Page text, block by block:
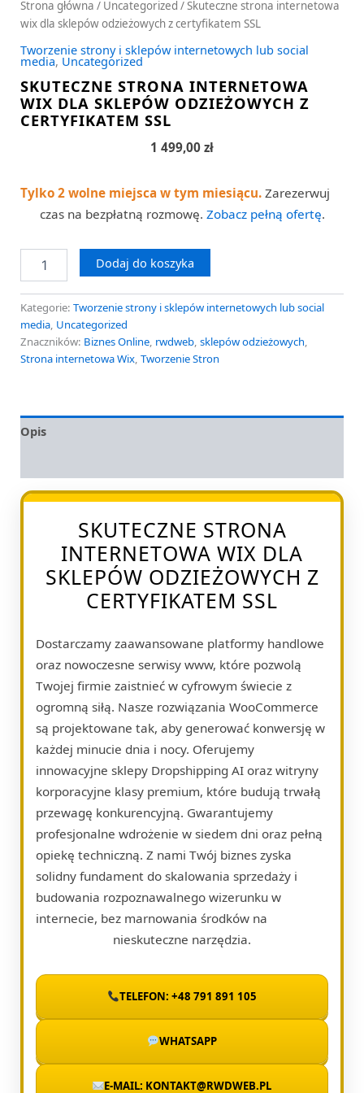
Strona główna / Uncategorized / Skuteczne strona internetowa
wix dla sklepów odzieżowych z certyfikatem SSL
Tworzenie strony i sklepów internetowych lub social
media, Uncategorized
SKUTECZNE STRONA INTERNETOWA
WIX DLA SKLEPÓW ODZIEŻOWYCH Z
CERTYFIKATEM SSL
1 499,00 zł
Tylko 2 wolne miejsca w tym miesiącu. Zarezerwuj
czas na bezpłatną rozmowę. Zobacz pełną ofertę.
Dodaj do koszyka
Kategorie: Tworzenie strony i sklepów internetowych lub social
media, Uncategorized
Znaczników: Biznes Online, rwdweb, sklepów odzieżowych,
Strona internetowa Wix, Tworzenie Stron
Opis
SKUTECZNE STRONA
INTERNETOWA WIX DLA
SKLEPÓW ODZIEŻOWYCH Z
CERTYFIKATEM SSL
Dostarczamy zaawansowane platformy handlowe
oraz nowoczesne serwisy www, które pozwolą
Twojej firmie zaistnieć w cyfrowym świecie z
ogromną siłą. Nasze rozwiązania WooCommerce
są projektowane tak, aby generować konwersję w
każdej minucie dnia i nocy. Oferujemy
innowacyjne sklepy Dropshipping AI oraz witryny
korporacyjne klasy premium, które budują trwałą
przewagę konkurencyjną. Gwarantujemy
profesjonalne wdrożenie w siedem dni oraz pełną
opiekę techniczną. Z nami Twój biznes zyska
solidny fundament do skalowania sprzedaży i
budowania rozpoznawalnego wizerunku w
internecie, bez marnowania środków na
nieskuteczne narzędzia.
TELEFON: +48 791 891 105
WHATSAPP
E-MAIL: KONTAKT@RWDWEB.PL